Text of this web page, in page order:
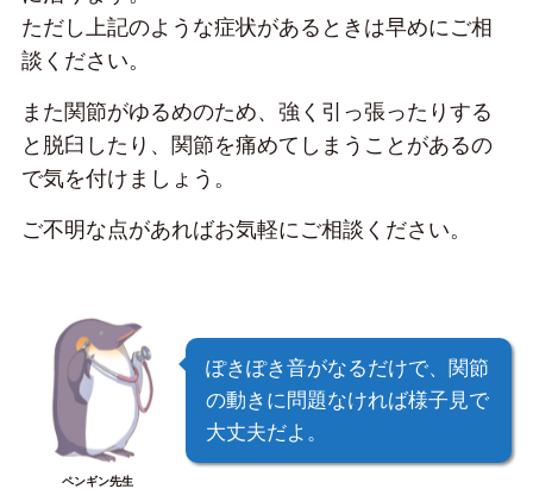
ただし上記のような症状があるときは早めにご相
談ください。
また関節がゆるめのため、強く引っ張ったりする
と脱臼したり、関節を痛めてしまうことがあるの
で気を付けましょう。
ご不明な点があればお気軽にご相談ください。
ペンギン先生
ぽきぽき音がなるだけで、関節
の動きに問題なければ様子見で
大丈夫だよ。